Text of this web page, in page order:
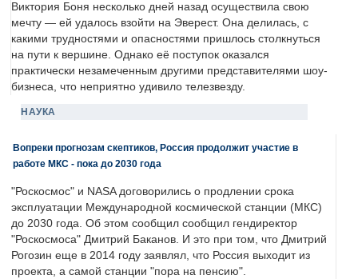
Виктория Боня несколько дней назад осуществила свою
мечту — ей удалось взойти на Эверест. Она делилась, с
какими трудностями и опасностями пришлось столкнуться
на пути к вершине. Однако её поступок оказался
практически незамеченным другими представителями шоу-
бизнеса, что неприятно удивило телезвезду.
НАУКА
Вопреки прогнозам скептиков, Россия продолжит участие в
работе МКС - пока до 2030 года
"Роскосмос" и NASA договорились о продлении срока
эксплуатации Международной космической станции (МКС)
до 2030 года. Об этом сообщил сообщил гендиректор
"Роскосмоса" Дмитрий Баканов. И это при том, что Дмитрий
Рогозин еще в 2014 году заявлял, что Россия выходит из
проекта, а самой станции "пора на пенсию".